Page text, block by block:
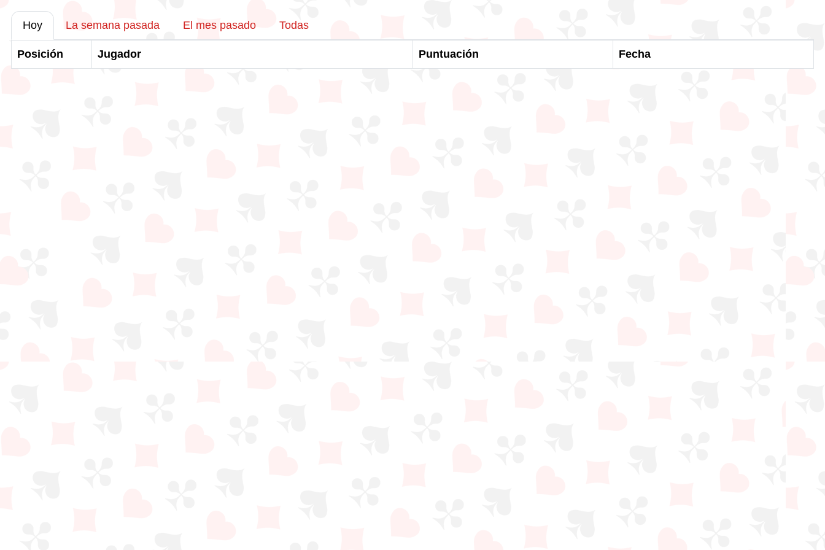
Hoy La semana pasada El mes pasado Todas
Posición Jugador Puntuación Fecha